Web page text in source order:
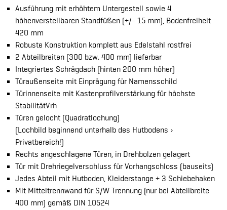
Ausführung mit erhöhtem Untergestell sowie 4
höhenverstellbaren Standfüßen (+/- 15 mm), Bodenfreiheit
420 mm
Robuste Konstruktion komplett aus Edelstahl rostfrei
2 Abteilbreiten (300 bzw. 400 mm) lieferbar
Integriertes Schrägdach (hinten 200 mm höher)
Türaußenseite mit Einprägung für Namensschild
Türinnenseite mit Kastenprofilverstärkung für höchste
StabilitätVrh
Türen gelocht (Quadratlochung)
(Lochbild beginnend unterhalb des Hutbodens ›
Privatbereich!)
Rechts angeschlagene Türen, in Drehbolzen gelagert
Tür mit Drehriegelverschluss für Vorhangschloss (bauseits)
Jedes Abteil mit Hutboden, Kleiderstange + 3 Schiebehaken
Mit Mitteltrennwand für S/W Trennung (nur bei Abteilbreite
400 mm) gemäß DIN 10524